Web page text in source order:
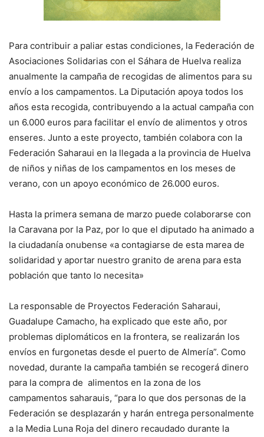
Para contribuir a paliar estas condiciones, la Federación de
Asociaciones Solidarias con el Sáhara de Huelva realiza
anualmente la campaña de recogidas de alimentos para su
envío a los campamentos. La Diputación apoya todos los
años esta recogida, contribuyendo a la actual campaña con
un 6.000 euros para facilitar el envío de alimentos y otros
enseres. Junto a este proyecto, también colabora con la
Federación Saharaui en la llegada a la provincia de Huelva
de niños y niñas de los campamentos en los meses de
verano, con un apoyo económico de 26.000 euros.
Hasta la primera semana de marzo puede colaborarse con
la Caravana por la Paz, por lo que el diputado ha animado a
la ciudadanía onubense «a contagiarse de esta marea de
solidaridad y aportar nuestro granito de arena para esta
población que tanto lo necesita»
La responsable de Proyectos Federación Saharaui,
Guadalupe Camacho, ha explicado que este año, por
problemas diplomáticos en la frontera, se realizarán los
envíos en furgonetas desde el puerto de Almería”. Como
novedad, durante la campaña también se recogerá dinero
para la compra de alimentos en la zona de los
campamentos saharauis, “para lo que dos personas de la
Federación se desplazarán y harán entrega personalmente
a la Media Luna Roja del dinero recaudado durante la